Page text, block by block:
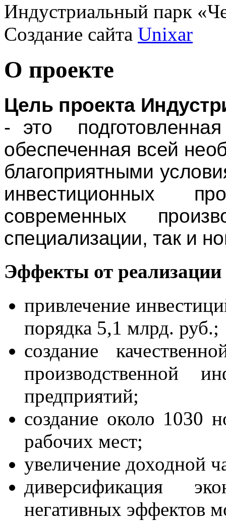
Индустриальный парк
Создание сайта Unixar
О проекте
Цель проекта
- это
обеспеченная всей
благоприятными
инвестиционных
современных
специализации, так и
Эффекты от реализации
привлечение
порядка 5,1 млрд. руб.;
создание
производственной
предприятий;
создание около 1030
рабочих мест;
увеличение доходной
диверсификация
негативных эффектов